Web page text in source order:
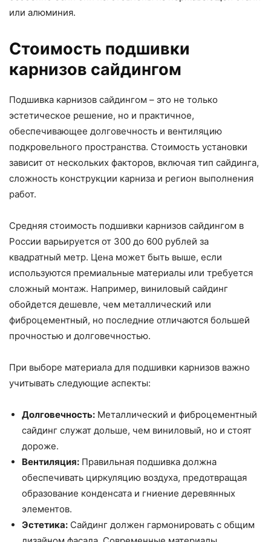
или алюминия.
Стоимость подшивки
карнизов сайдингом
Подшивка карнизов сайдингом – это не только
эстетическое решение, но и практичное,
обеспечивающее долговечность и вентиляцию
подкровельного пространства. Стоимость установки
зависит от нескольких факторов, включая тип сайдинга,
сложность конструкции карниза и регион выполнения
работ.
Средняя стоимость подшивки карнизов сайдингом в
России варьируется от 300 до 600 рублей за
квадратный метр. Цена может быть выше, если
используются премиальные материалы или требуется
сложный монтаж. Например, виниловый сайдинг
обойдется дешевле, чем металлический или
фиброцементный, но последние отличаются большей
прочностью и долговечностью.
При выборе материала для подшивки карнизов важно
учитывать следующие аспекты:
Долговечность: Металлический и фиброцементный
сайдинг служат дольше, чем виниловый, но и стоят
дороже.
Вентиляция: Правильная подшивка должна
обеспечивать циркуляцию воздуха, предотвращая
образование конденсата и гниение деревянных
элементов.
Эстетика: Сайдинг должен гармонировать с общим